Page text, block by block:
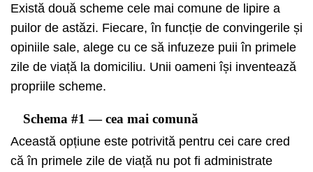
Există două scheme cele mai comune de lipire a
puilor de astăzi. Fiecare, în funcție de convingerile și
opiniile sale, alege cu ce să infuzeze puii în primele
zile de viață la domiciliu. Unii oameni își inventează
propriile scheme.
Schema #1 — cea mai comună
Această opțiune este potrivită pentru cei care cred
că în primele zile de viață nu pot fi administrate